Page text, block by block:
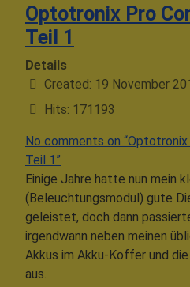
Optotronix Pro
Teil 1
Details
Created: 19 November
Hits: 171193
No comments on
Teil 1”
Einige Jahre hatte nun mein
(Beleuchtungsmodul) gute
geleistet, doch dann
irgendwann neben meinen
Akkus im Akku-Koffer und
aus.